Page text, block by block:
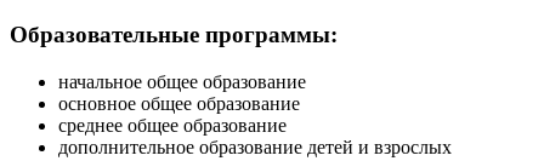
Образовательные программы:
начальное общее образование
основное общее образование
среднее общее образование
дополнительное образование детей и взрослых